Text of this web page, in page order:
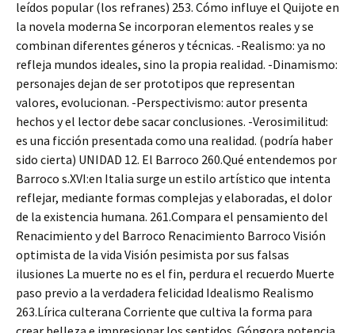
leídos popular (los refranes) 253. Cómo influye el Quijote en
la novela moderna Se incorporan elementos reales y se
combinan diferentes géneros y técnicas. -Realismo: ya no
refleja mundos ideales, sino la propia realidad. -Dinamismo:
personajes dejan de ser prototipos que representan
valores, evolucionan. -Perspectivismo: autor presenta
hechos y el lector debe sacar conclusiones. -Verosimilitud:
es una ficción presentada como una realidad. (podría haber
sido cierta) UNIDAD 12. El Barroco 260.Qué entendemos por
Barroco s.XVI:en Italia surge un estilo artístico que intenta
reflejar, mediante formas complejas y elaboradas, el dolor
de la existencia humana. 261.Compara el pensamiento del
Renacimiento y del Barroco Renacimiento Barroco Visión
optimista de la vida Visión pesimista por sus falsas
ilusiones La muerte no es el fin, perdura el recuerdo Muerte
paso previo a la verdadera felicidad Idealismo Realismo
263.Lírica culterana Corriente que cultiva la forma para